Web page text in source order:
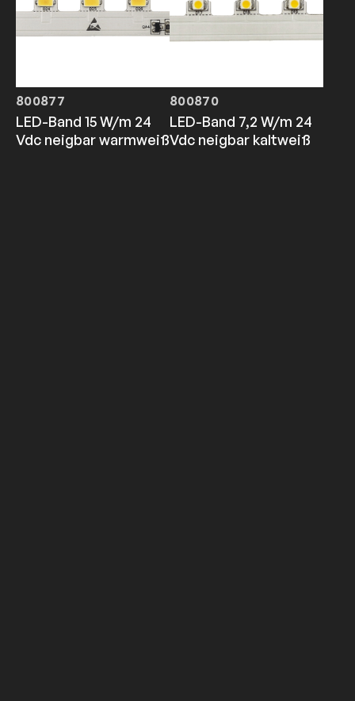
800877
LED-Band 15 W/m 24
Vdc neigbar warmweiß
800870
LED-Band 7,2 W/m 24
Vdc neigbar kaltweiß